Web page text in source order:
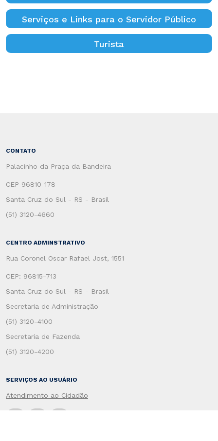
Serviços e Links para o Servidor Público
Turista
CONTATO
Palacinho da Praça da Bandeira
CEP 96810-178
Santa Cruz do Sul - RS - Brasil
(51) 3120-4660
CENTRO ADMINSTRATIVO
Rua Coronel Oscar Rafael Jost, 1551
CEP: 96815-713
Santa Cruz do Sul - RS - Brasil
Secretaria de Administração
(51) 3120-4100
Secretaria de Fazenda
(51) 3120-4200
SERVIÇOS AO USUÁRIO
Atendimento ao Cidadão